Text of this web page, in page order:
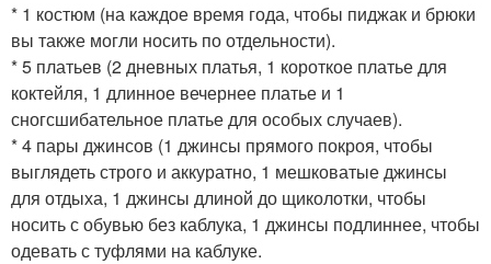
* 1 костюм (на каждое время года, чтобы пиджак и брюки
вы также могли носить по отдельности).
* 5 платьев (2 дневных платья, 1 короткое платье для
коктейля, 1 длинное вечернее платье и 1
сногсшибательное платье для особых случаев).
* 4 пары джинсов (1 джинсы прямого покроя, чтобы
выглядеть строго и аккуратно, 1 мешковатые джинсы
для отдыха, 1 джинсы длиной до щиколотки, чтобы
носить с обувью без каблука, 1 джинсы подлиннее, чтобы
одевать с туфлями на каблуке.